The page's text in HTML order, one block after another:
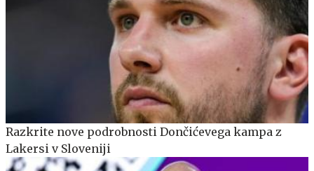
Razkrite nove podrobnosti Dončićevega kampa z
Lakersi v Sloveniji